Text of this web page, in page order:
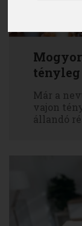
Már a
vajon
állandó